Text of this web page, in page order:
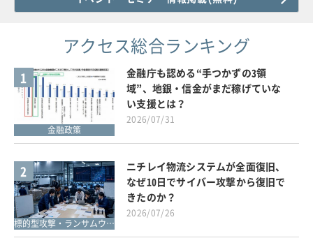
アクセス総合ランキング
1
金融政策
金融庁も認める“手つかずの3領
域”、地銀・信金がまだ稼げていな
い支援とは？
2026/07/31
2
標的型攻撃・ランサムウェア対策
ニチレイ物流システムが全面復旧、
なぜ10日でサイバー攻撃から復旧で
きたのか？
2026/07/26